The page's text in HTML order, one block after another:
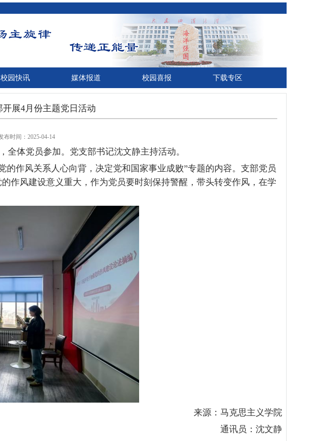
校园快讯 媒体报道 校园喜报 下载专区
展4月份主题党日活动
布时间：2025-04-14
全体党员参加。党支部书记沈文静主持活动。
的作风关系人心向背，决定党和国家事业成败”专题的内容。支部党员
作风建设意义重大，作为党员要时刻保持警醒，带头转变作风，在学
来源：马克思主义学院
通讯员：沈文静